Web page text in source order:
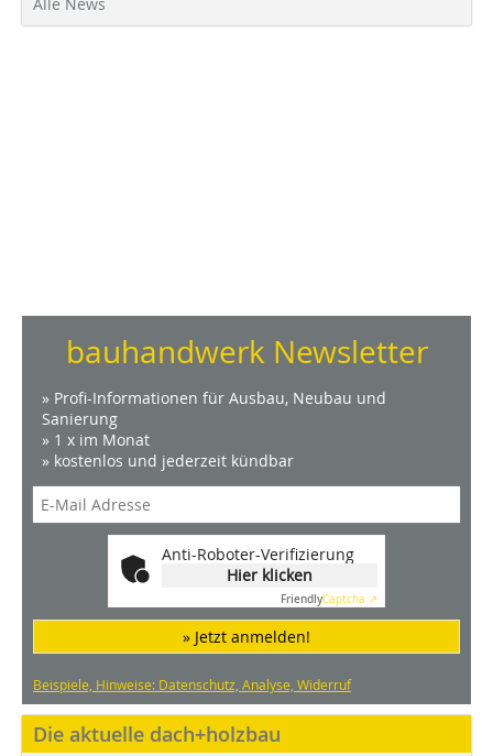
Alle News
bauhandwerk Newsletter
» Profi-Informationen für Ausbau, Neubau und
Sanierung
» 1 x im Monat
» kostenlos und jederzeit kündbar
Anti-Roboter-Verifizierung
Hier klicken
FriendlyCaptcha ⇗
» Jetzt anmelden!
Beispiele, Hinweise: Datenschutz, Analyse, Widerruf
Die aktuelle dach+holzbau